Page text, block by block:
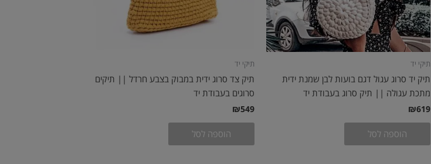
תיקי יד
תיק יד סרוג עגול דגם בועות לבן שמנת ידית
מתכת עגולה || תיק סרוג בעבודת יד
₪619
הוספה לסל
תיקי יד
תיק צד סרוג ידית במבוק בצבע חרדל || תיקים
סרוגים בעבודת יד
₪549
הוספה לסל